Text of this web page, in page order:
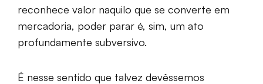
reconhece valor naquilo que se converte em
mercadoria, poder parar é, sim, um ato
profundamente subversivo.
É nesse sentido que talvez devêssemos